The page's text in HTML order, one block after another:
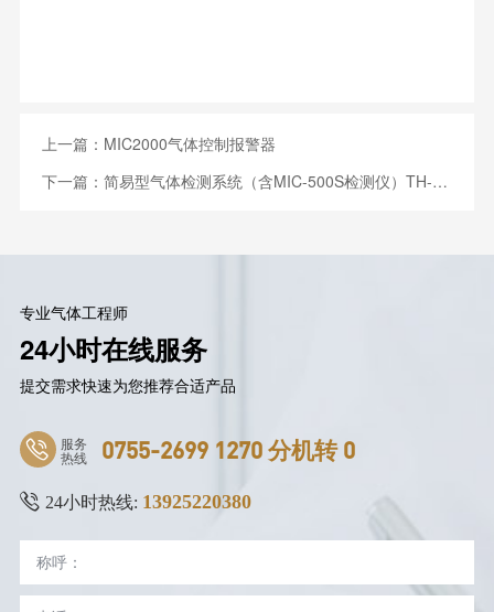
上一篇： MIC2000气体控制报警器
下一篇： 简易型气体检测系统（含MIC-500S检测仪）TH-1000B
专业气体工程师
24小时在线服务
提交需求快速为您推荐合适产品
服务
热线 0755-2699 1270 分机转 0
24小时热线: 13925220380